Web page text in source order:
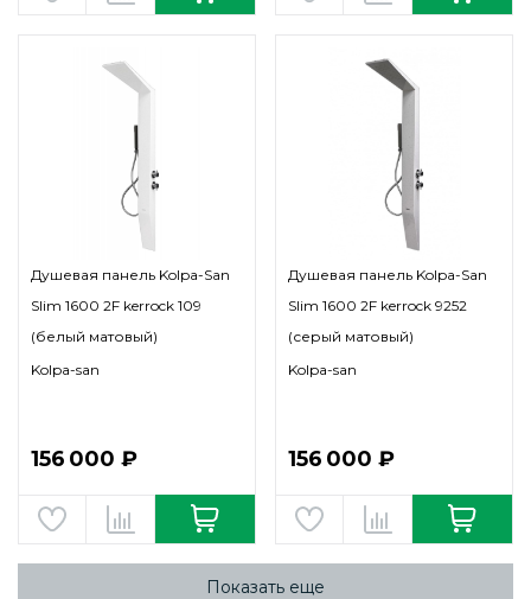
Душевая панель Kolpa-San
Slim 1600 2F kerrock 109
(белый матовый)
Kolpa-san
156 000 ₽
Душевая панель Kolpa-San
Slim 1600 2F kerrock 9252
(серый матовый)
Kolpa-san
156 000 ₽
Показать еще